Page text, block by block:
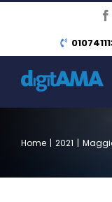
contenuto
Home | 2021 |